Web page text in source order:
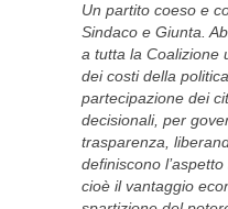
Un partito coeso e
Sindaco e Giunta.
a tutta la Coalizione
dei costi della
partecipazione dei
decisionali, per
trasparenza,
definiscono
cioè il vantaggio